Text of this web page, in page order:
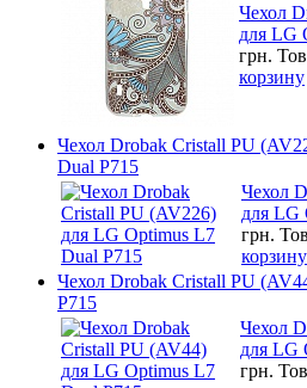
Чехол
для LG
грн.
корзину
Чехол Drobak Cristall PU
Dual P715
Чехол
для LG
грн.
корзину
Чехол Drobak Cristall PU
P715
Чехол
для LG
грн.